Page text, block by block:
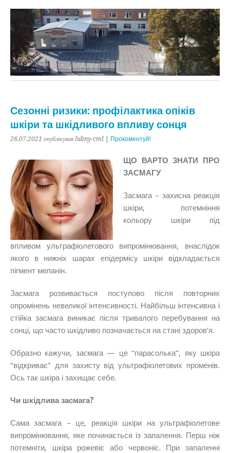
Сезонні ризики: профілактика опіків
шкіри та шкідливого впливу сонця
26.07.2021 опублікував lubny-cml Прокоментуй!
ЩО ВАРТО ЗНАТИ ПРО
ЗАСМАГУ
Засмага – захисна реакція
шкіри, потемніння
кольору шкіри під
впливом ультрафіолетового випромінювання, внаслідок
якого в нижніх шарах епідермісу шкіри відкладається
пігмент меланін.
Засмага розвивається поступово після повторних
опромінень невеликої інтенсивності. Найбільш інтенсивна і
стійка засмага виникає після тривалого перебування на
сонці, що часто шкідливо позначається на стані здоров’я.
Образно кажучи, заcмага — це “парасолька”, яку шкіра
“відкриває” для захисту від ультрафіолетових променів.
Ось так шкіра і захищає себе.
Чи шкідлива засмага?
Сама засмага – це, реакція шкіри на ультрафіолетове
випромінювання, яке починається із запалення. Перш ніж
потемніти, шкіра рожевіє або червоніє. При запаленні